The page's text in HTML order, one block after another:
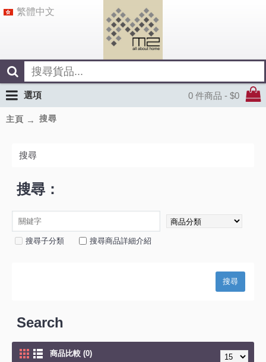
繁體中文
0 件商品 - $0
選項
主頁 搜尋
搜尋
搜尋：
搜尋子分類 搜尋商品詳細介紹
Search
商品比較 (0)